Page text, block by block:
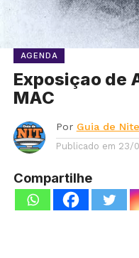
AGENDA
Exposiçao de
MAC
Por Guia de
Publicado em 23/
Compartilhe